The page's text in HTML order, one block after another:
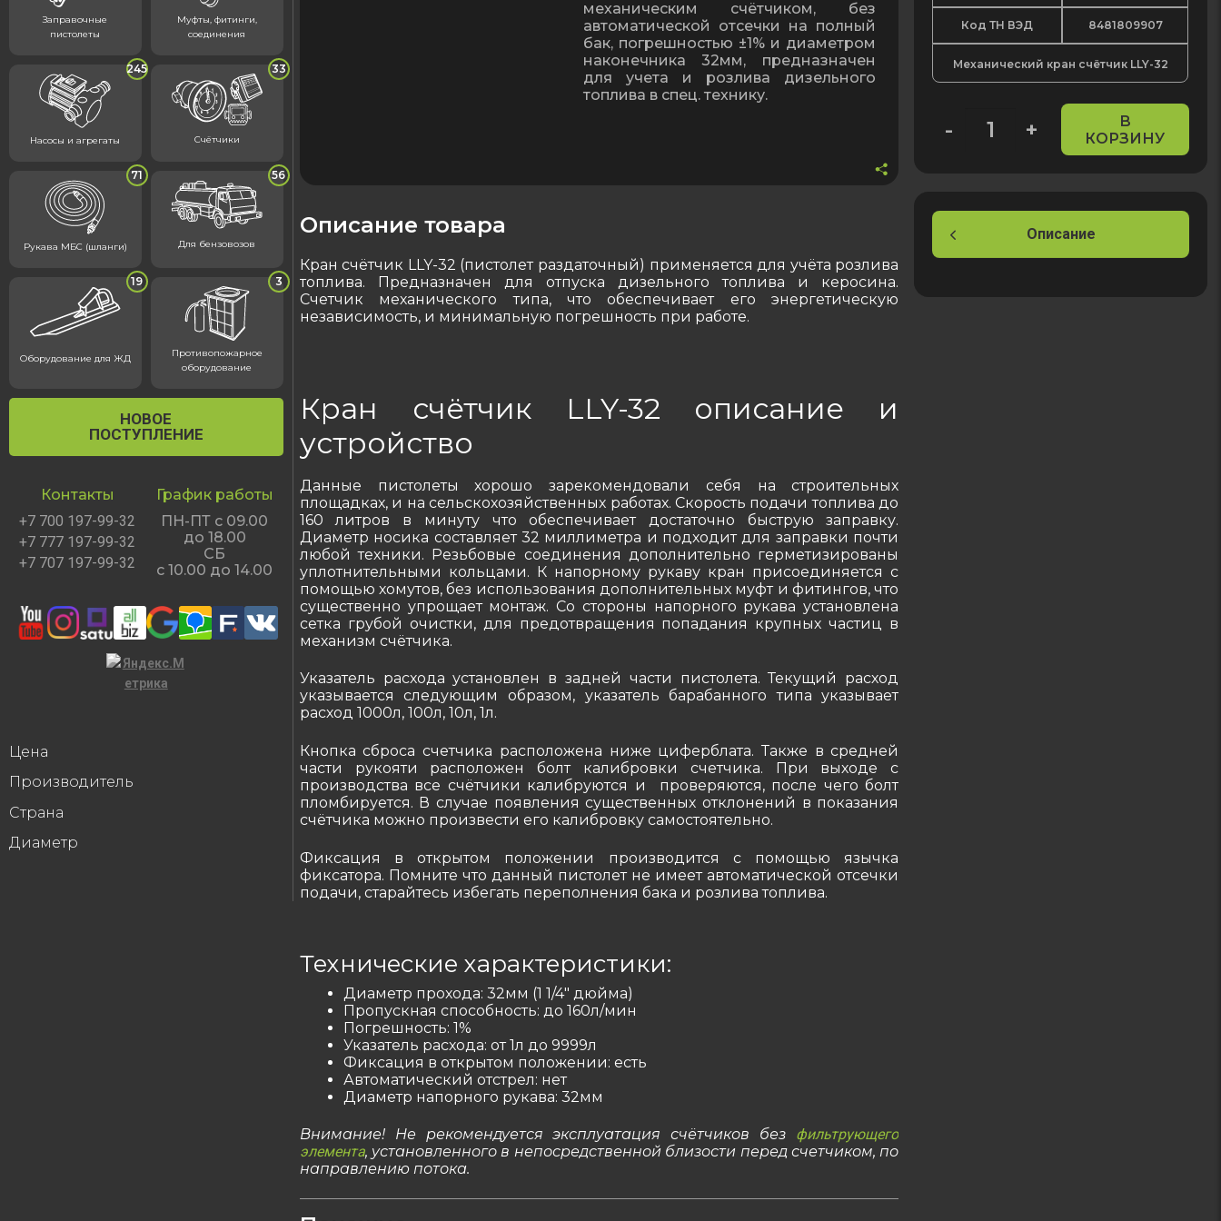
механическим счётчиком, без
автоматической отсечки на полный
бак, погрешностью ±1% и диаметром
наконечника 32мм, предназначен
для учета и розлива дизельного
топлива в спец. технику.
Описание товара
Кран счётчик LLY-32 (пистолет раздаточный) применяется для учёта розлива
топлива. Предназначен для отпуска дизельного топлива и керосина.
Счетчик механического типа, что обеспечивает его энергетическую
независимость, и минимальную погрешность при работе.
Кран счётчик LLY-32 описание и
устройство
Данные пистолеты хорошо зарекомендовали себя на строительных
площадках, и на сельскохозяйственных работах. Скорость подачи топлива до
160 литров в минуту что обеспечивает достаточно быструю заправку.
Диаметр носика составляет 32 миллиметра и подходит для заправки почти
любой техники. Резьбовые соединения дополнительно герметизированы
уплотнительными кольцами. К напорному рукаву кран присоединяется с
помощью хомутов, без использования дополнительных муфт и фитингов, что
существенно упрощает монтаж. Со стороны напорного рукава установлена
сетка грубой очистки, для предотвращения попадания крупных частиц в
механизм счётчика.
Указатель расхода установлен в задней части пистолета. Текущий расход
указывается следующим образом, указатель барабанного типа указывает
расход 1000л, 100л, 10л, 1л.
Кнопка сброса счетчика расположена ниже циферблата. Также в средней
части рукояти расположен болт калибровки счетчика. При выходе с
производства все счётчики калибруются и проверяются, после чего болт
пломбируется. В случае появления существенных отклонений в показания
счётчика можно произвести его калибровку самостоятельно.
Фиксация в открытом положении производится с помощью язычка
фиксатора. Помните что данный пистолет не имеет автоматической отсечки
подачи, старайтесь избегать переполнения бака и розлива топлива.
Технические характеристики:
Диаметр прохода: 32мм (1 1/4″ дюйма)
Пропускная способность: до 160л/мин
Погрешность: 1%
Указатель расхода: от 1л до 9999л
Фиксация в открытом положении: есть
Автоматический отстрел: нет
Диаметр напорного рукава: 32мм
Внимание! Не рекомендуется эксплуатация счётчиков без фильтрующего
элемента, установленного в непосредственной близости перед счетчиком, по
направлению потока.
Заправочные
пистолеты
Муфты, фитинги,
соединения
Насосы и агрегаты
245
Счётчики
33
Рукава МБС (шланги)
71
Для бензовозов
56
Оборудование для ЖД
19
Противопожарное
оборудование
3
НОВОЕ
ПОСТУПЛЕНИЕ
Контакты
+7 700 197-99-32
+7 777 197-99-32
+7 707 197-99-32
График работы
ПН-ПТ с 09.00
до 18.00
СБ
с 10.00 до 14.00
Цена
Производитель
Страна
Диаметр
Код ТН ВЭД 8481809907
Механический кран счётчик LLY-32
-
Количество
кран
+
В
КОРЗИНУ
Описание